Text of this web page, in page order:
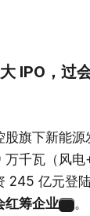
IPO，过
股旗下新能
千瓦（风电
245 亿元登
红筹企业 。